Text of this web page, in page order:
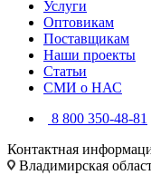
Услуги
Оптовикам
Поставщикам
Наши проекты
Статьи
СМИ о НАС
8 800 350-48-81
Контактная
Владимирская